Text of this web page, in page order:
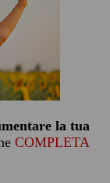
la tua
COMPLETA